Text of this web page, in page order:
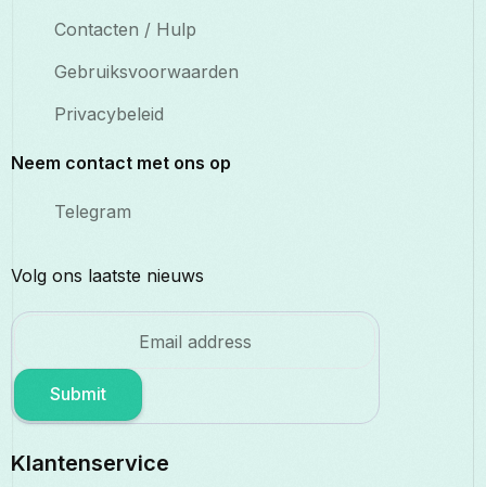
Contacten / Hulp
Gebruiksvoorwaarden
Privacybeleid
Neem contact met ons op
Telegram
Volg ons laatste nieuws
Submit
Klantenservice